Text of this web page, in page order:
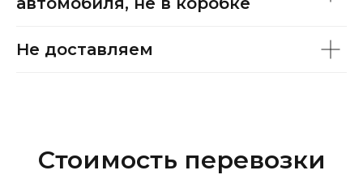
Не доставляем
Стоимость перевозки